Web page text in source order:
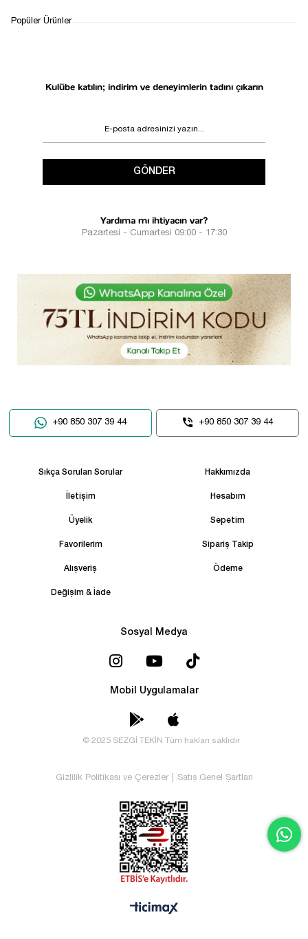
Kulübe katılın; indirim ve deneyimlerin tadını çıkarın
GÖNDER
Yardıma mı ihtiyacın var?
Pazartesi - Cumartesi 09:00 - 17:30
+90 850 307 39 44 +90 850 307 39 44
Sıkça Sorulan Sorular Hakkımızda
İletişim Hesabım
Üyelik Sepetim
Favorilerim Sipariş Takip
Alışveriş Ödeme
Değişim & İade
Sosyal Medya
Mobil Uygulamalar
© 2025 SEZGİ TEKİN Tüm hakları saklıdır
Gizlilik Politikası ve Çerezler Satış Genel Şartları
Popüler Ürünler